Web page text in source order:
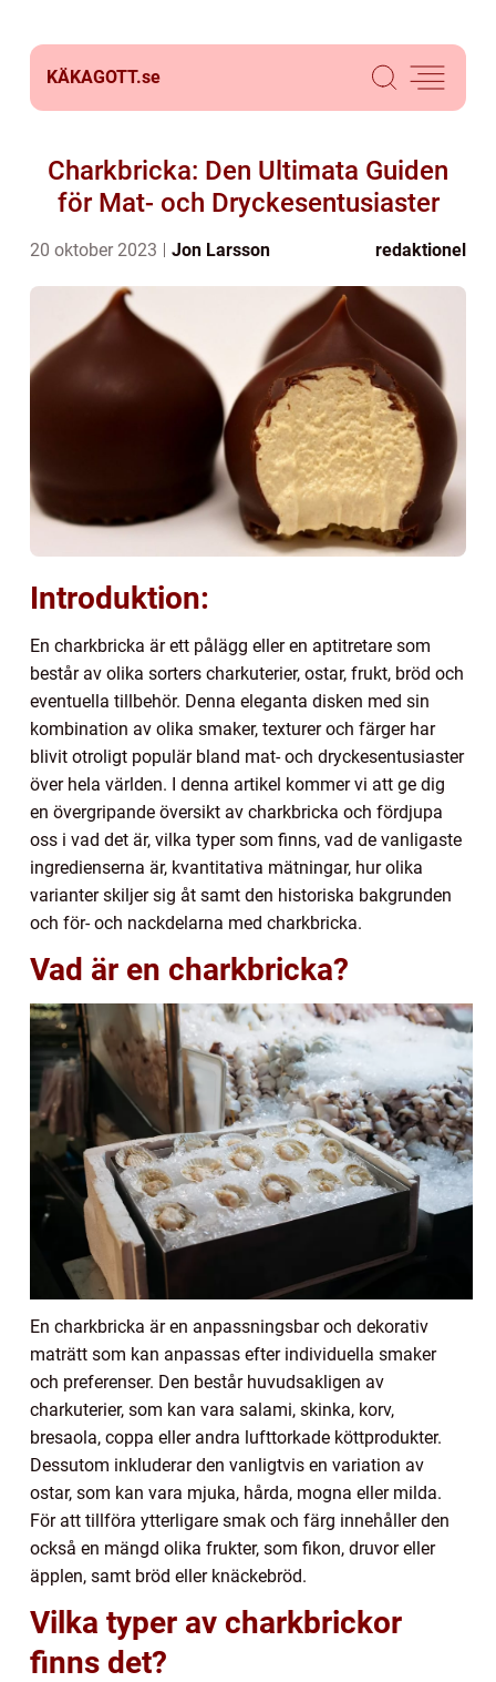
KÄKAGOTT.se
Charkbricka: Den Ultimata Guiden
för Mat- och Dryckesentusiaster
20 oktober 2023 Jon Larsson redaktionel
Introduktion:
En charkbricka är ett pålägg eller en aptitretare som
består av olika sorters charkuterier, ostar, frukt, bröd och
eventuella tillbehör. Denna eleganta disken med sin
kombination av olika smaker, texturer och färger har
blivit otroligt populär bland mat- och dryckesentusiaster
över hela världen. I denna artikel kommer vi att ge dig
en övergripande översikt av charkbricka och fördjupa
oss i vad det är, vilka typer som finns, vad de vanligaste
ingredienserna är, kvantitativa mätningar, hur olika
varianter skiljer sig åt samt den historiska bakgrunden
och för- och nackdelarna med charkbricka.
Vad är en charkbricka?
En charkbricka är en anpassningsbar och dekorativ
maträtt som kan anpassas efter individuella smaker
och preferenser. Den består huvudsakligen av
charkuterier, som kan vara salami, skinka, korv,
bresaola, coppa eller andra lufttorkade köttprodukter.
Dessutom inkluderar den vanligtvis en variation av
ostar, som kan vara mjuka, hårda, mogna eller milda.
För att tillföra ytterligare smak och färg innehåller den
också en mängd olika frukter, som fikon, druvor eller
äpplen, samt bröd eller knäckebröd.
Vilka typer av charkbrickor
finns det?